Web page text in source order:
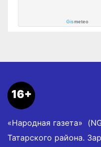
Gismeteo
16+
«Народная газета»
Татарского района.